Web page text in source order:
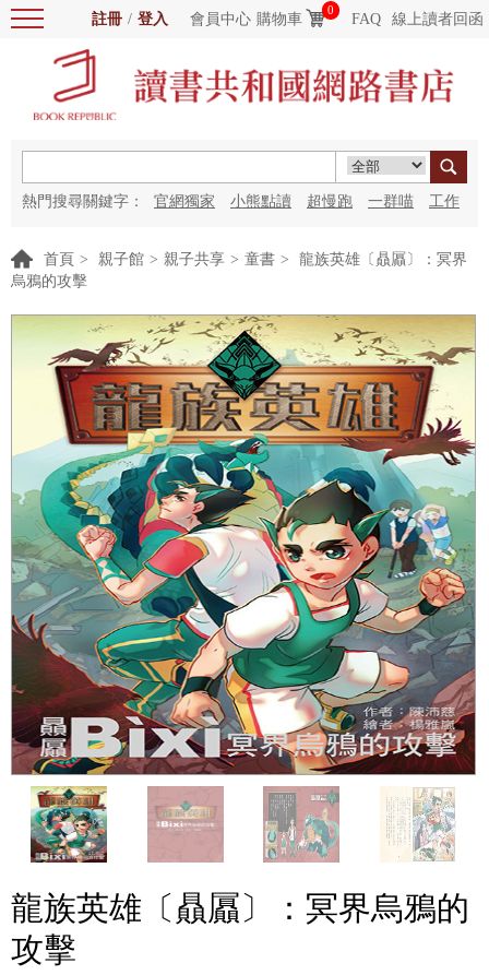
註冊 / 登入 會員中心 購物車
0
FAQ 線上讀者回函
熱門搜尋關鍵字： 官網獨家 小熊點讀 超慢跑 一群喵 工作
首頁 > 親子館 > 親子共享 > 童書 >
龍族英雄〔贔屭〕：冥界
烏鴉的攻擊
龍族英雄〔贔屭〕：冥界烏鴉的
攻擊